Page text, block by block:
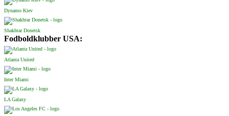
Dynamo Kiev
Shakhtar Donetsk
Fodboldklubber USA:
Atlanta United
Inter Miami
LA Galaxy